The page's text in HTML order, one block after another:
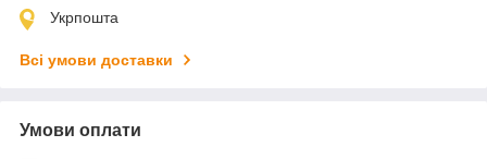
Укрпошта
Всі умови доставки
Умови оплати